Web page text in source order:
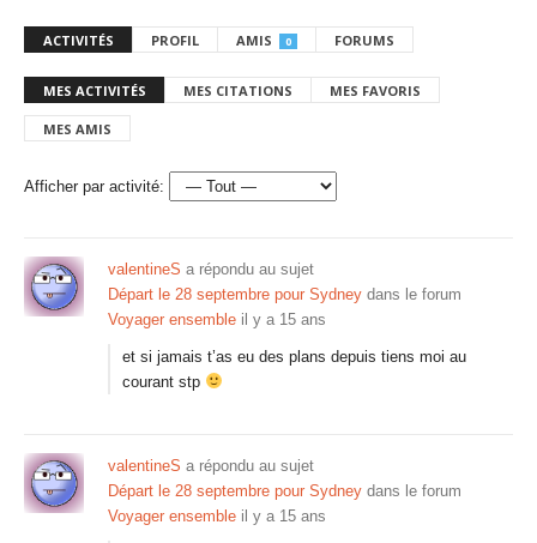
ACTIVITÉS PROFIL AMIS 0 FORUMS
MES ACTIVITÉS MES CITATIONS MES FAVORIS
MES AMIS
Afficher par activité:
valentineS a répondu au sujet
Départ le 28 septembre pour Sydney dans le forum
Voyager ensemble il y a 15 ans
et si jamais t’as eu des plans depuis tiens moi au
courant stp
valentineS a répondu au sujet
Départ le 28 septembre pour Sydney dans le forum
Voyager ensemble il y a 15 ans